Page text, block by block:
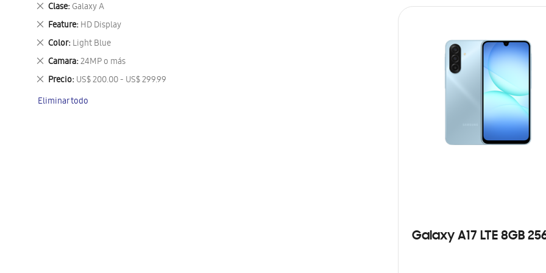
Galaxy A17 LTE 8GB
artículo
Clase Galaxy A
Eliminar
este
artículo
Feature HD Display
Eliminar
este
artículo
Color Light Blue
Eliminar
este
artículo
Camara 24MP o más
Eliminar
este
artículo
Precio US$ 200.00 - US$ 299.99
Eliminar
artículo
Eliminar todo